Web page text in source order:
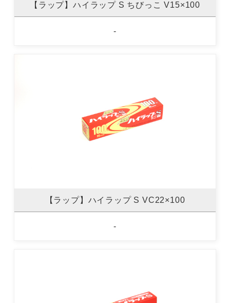
【ラップ】ハイラップ S ちびっこ V15×100
-
【ラップ】ハイラップ S VC22×100
-